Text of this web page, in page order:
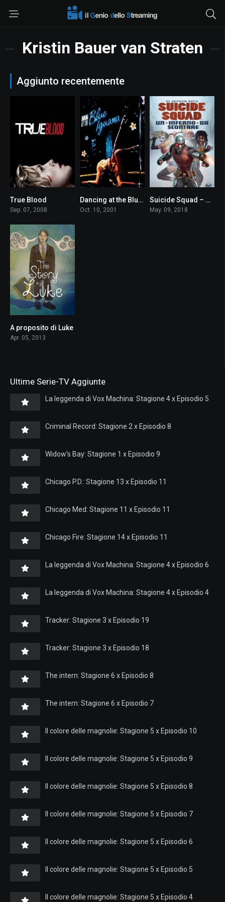
Kristin Bauer van Straten
Aggiunto recentemente
True Blood
Sep. 07, 2008
5.8Dancing at the Blue Iguana
Oct. 10, 2001
7.0
Suicide Squad – Un inferno da scontare
May. 09, 2018
7.2
A proposito di Luke
Apr. 05, 2013
Ultime Serie-TV Aggiunte
La leggenda di Vox Machina: Stagione 4 x Episodio 5
Criminal Record: Stagione 2 x Episodio 8
Widow’s Bay: Stagione 1 x Episodio 9
Chicago P.D.: Stagione 13 x Episodio 11
Chicago Med: Stagione 11 x Episodio 11
Chicago Fire: Stagione 14 x Episodio 11
La leggenda di Vox Machina: Stagione 4 x Episodio 6
La leggenda di Vox Machina: Stagione 4 x Episodio 4
Tracker: Stagione 3 x Episodio 19
Tracker: Stagione 3 x Episodio 18
The intern: Stagione 6 x Episodio 8
The intern: Stagione 6 x Episodio 7
Il colore delle magnolie: Stagione 5 x Episodio 10
Il colore delle magnolie: Stagione 5 x Episodio 9
Il colore delle magnolie: Stagione 5 x Episodio 8
Il colore delle magnolie: Stagione 5 x Episodio 7
Il colore delle magnolie: Stagione 5 x Episodio 6
Il colore delle magnolie: Stagione 5 x Episodio 5
Il colore delle magnolie: Stagione 5 x Episodio 4